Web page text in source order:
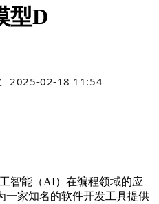
型D
2025-02-18 11:54
能（AI）在编程领域的应
一家知名的软件开发工具提供